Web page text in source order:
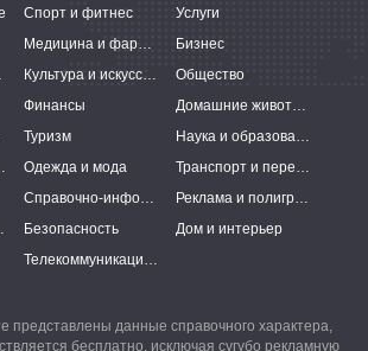
Спорт и фитнес
Услуги
Медицина и фармацевтика
Бизнес
Культура и искусство
Общество
Финансы
Домашние животные
Туризм
Наука и образование
Одежда и мода
Транспорт и перевозки
Справочно-информационные системы
Реклама и полиграфия
Безопасность
Дом и интерьер
Телекоммуникации и связь
представлены данные справочного характера,
бесплатно, исключая сугубо рекламную